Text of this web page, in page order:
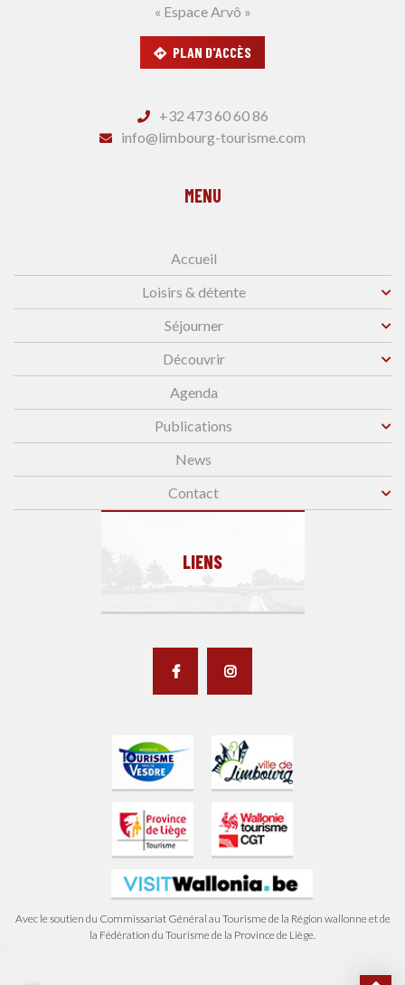
« Espace Arvô »
PLAN D'ACCÈS
+32 473 60 60 86
info@limbourg-tourisme.com
MENU
Accueil
Loisirs & détente
Séjourner
Découvrir
Agenda
Publications
News
Contact
LIENS
Avec le soutien du Commissariat Général au Tourisme de la Région wallonne et de
la Fédération du Tourisme de la Province de Liège.